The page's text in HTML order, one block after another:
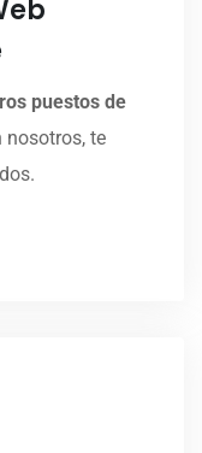
puestos de
nosotros, te